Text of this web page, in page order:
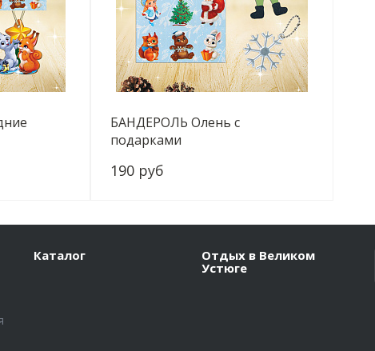
БАНДЕРОЛЬ Олень с
подарками
190 руб
Каталог
Отдых в Великом
Устюге